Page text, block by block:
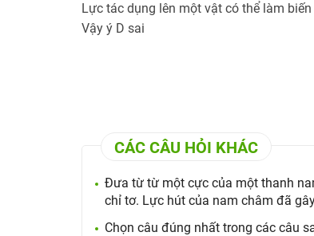
Lực tác dụng lên một vật có thể làm
Vậy ý D sai
CÁC CÂU HỎI KHÁC
Đưa từ từ một cực của một thanh
chỉ tơ. Lực hút của nam châm đã
Chọn câu đúng nhất trong các câu